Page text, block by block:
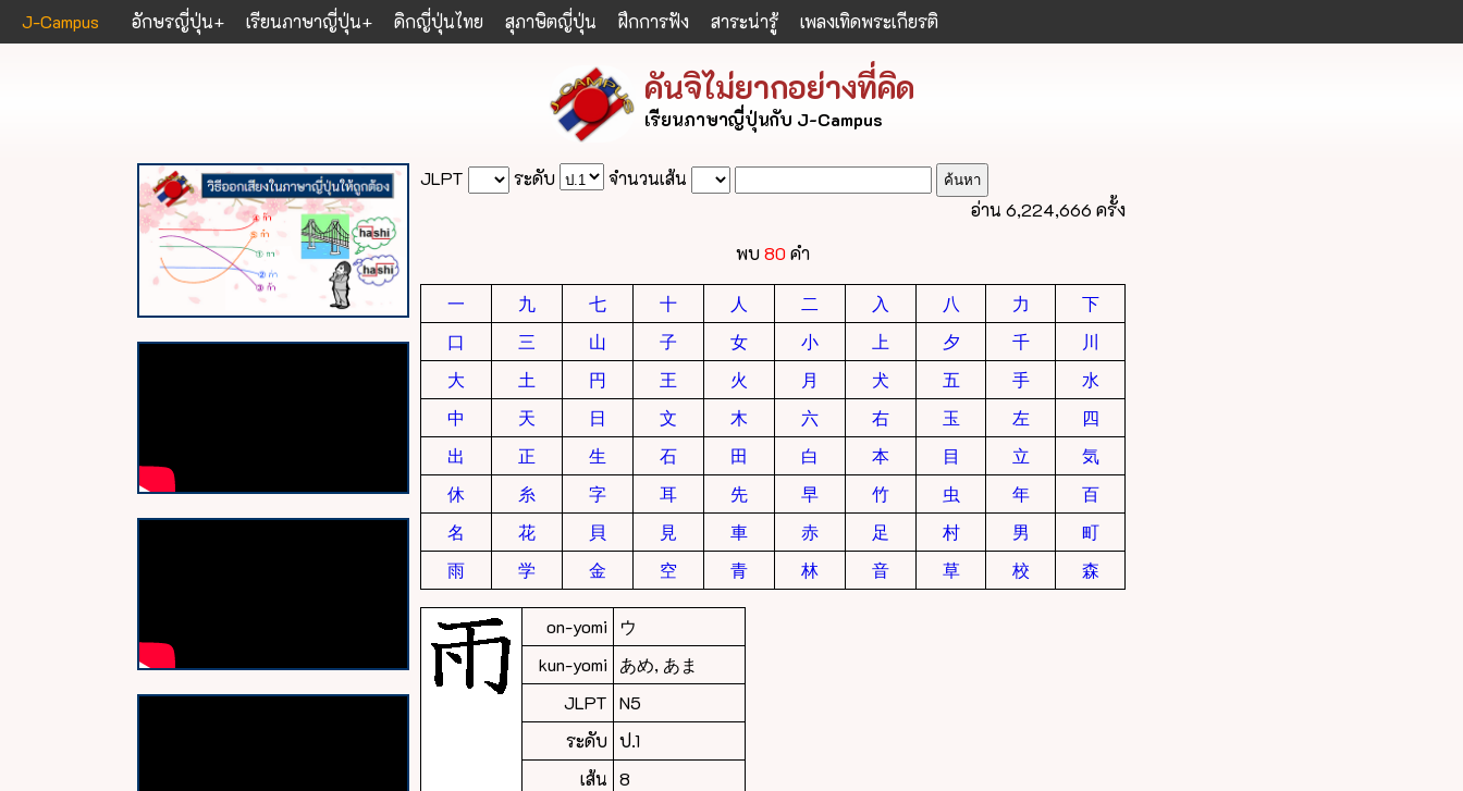
J-Campus อักษรญี่ปุ่น เรียนภาษาญี่ปุ่น ดิกญี่ปุ่นไทย สุภาษิตญี่ปุ่น ฝึกการฟัง สาระน่ารู้ เพลงเทิดพระเกียรติ
คันจิไม่ยากอย่างที่คิด
เรียนภาษาญี่ปุ่นกับ J-Campus
JLPT ระดับ
จำนวนเส้น
อ่าน 6,224,666 ครั้ง
พบ80 คำ
一 九 七 十 人 二 入 八 力
下
口
三 山 子 女 小 上 夕 千
川
大
土 円 王 火 月 犬 五 手
水
中
天 日 文 木 六 右 玉 左
四
出
正 生 石 田 白 本 目 立
気
休
糸 字 耳 先 早 竹 虫 年
百
名
花 貝 見 車 赤 足 村 男
町
雨
学 金 空 青 林 音 草 校 森
on-yomi
ウ
kun-yomi
あめ, あま
JLPT N5
ระดับ ป.1
เส้น 8